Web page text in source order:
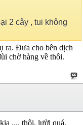
2 cây , tui không
ra. Đưa cho bên dịch
chờ hàng về thôi.
.... thôi, lười quá.